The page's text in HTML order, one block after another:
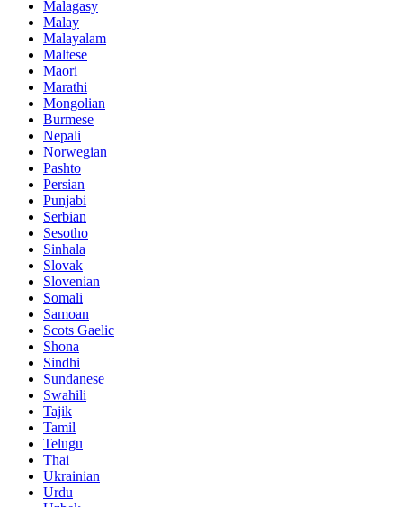
Malagasy
Malay
Malayalam
Maltese
Maori
Marathi
Mongolian
Burmese
Nepali
Norwegian
Pashto
Persian
Punjabi
Serbian
Sesotho
Sinhala
Slovak
Slovenian
Somali
Samoan
Scots Gaelic
Shona
Sindhi
Sundanese
Swahili
Tajik
Tamil
Telugu
Thai
Ukrainian
Urdu